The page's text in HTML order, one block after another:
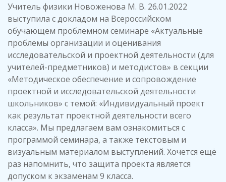
Учитель физики Новоженова М. В. 26.01.2022
выступила с докладом на Всероссийском
обучающем проблемном семинаре «Актуальные
проблемы организации и оценивания
исследовательской и проектной деятельности (для
учителей-предметников) и методистов» в секции
«Методическое обеспечение и сопровождение
проектной и исследовательской деятельности
школьников» с темой: «Индивидуальный проект
как результат проектной деятельности всего
класса». Мы предлагаем вам ознакомиться с
программой семинара, а также текстовым и
визуальным материалом выступлений. Хочется ещё
раз напомнить, что защита проекта является
допуском к экзаменам 9 класса.